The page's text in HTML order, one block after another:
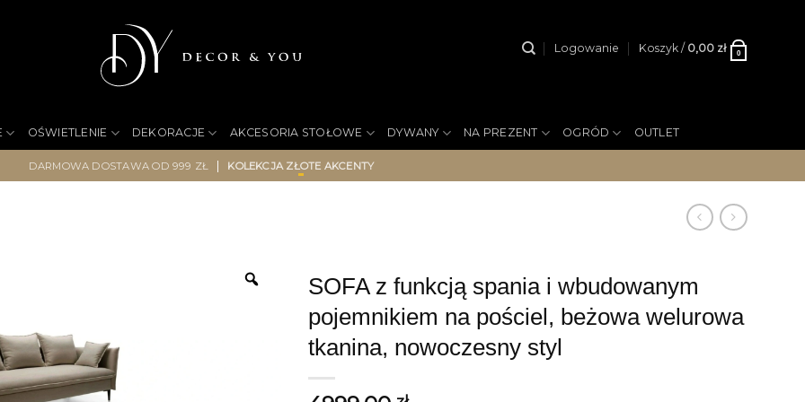
Logowanie Koszyk / 0,00 zł 0
OŚWIETLENIE DEKORACJE AKCESORIA STOŁOWE DYWANY NA PREZENT OGRÓD OUTLET
DARMOWA DOSTAWA OD 999 ZŁ | KOLEKCJA ZŁOTE AKCENTY
SOFA z funkcją spania i wbudowanym
pojemnikiem na pościel, beżowa welurowa
tkanina, nowoczesny styl